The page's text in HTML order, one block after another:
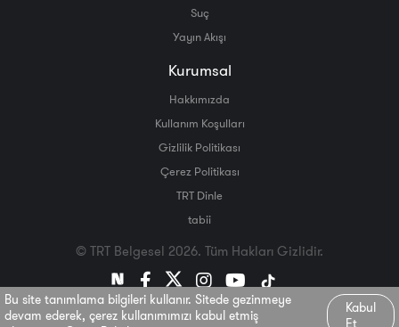
Bu site tanımlama bilgileri kullanır. Sitede gezinmeye
devam ederek, çerez kullanımımızı kabul etmiş
Kabul
Et
Suç
Yayın Akışı
Kurumsal
Hakkımızda
Kullanım Koşulları
Gizlilik Politikası
Çerez Politikası
TRT Dinle
tabii
© TRT Belgesel 2026. Tüm Hakları Gizlidir.